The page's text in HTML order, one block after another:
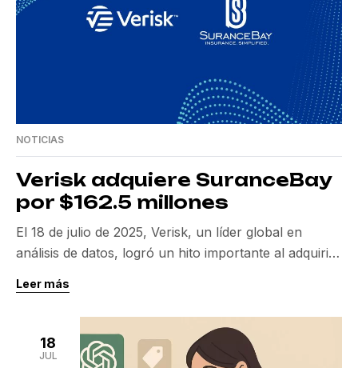
NOTICIAS
Verisk adquiere SuranceBay
por $162.5 millones
El 18 de julio de 2025, Verisk, un líder global en
análisis de datos, logró un hito importante al adquirir
promete transformar la distribución de seguros de
vida y anualidades, integrando herramientas
automatizadas en su plataforma FAST, lo que
mejorará significativamente la eficiencia y
Leer más
18
JUL